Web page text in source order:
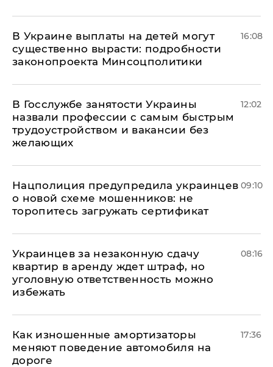
В Украине выплаты на детей могут
существенно вырасти: подробности
законопроекта Минсоцполитики
16:08
В Госслужбе занятости Украины
назвали профессии с самым быстрым
трудоустройством и вакансии без
желающих
12:02
Нацполиция предупредила украинцев
о новой схеме мошенников: не
торопитесь загружать сертификат
09:10
Украинцев за незаконную сдачу
квартир в аренду ждет штраф, но
уголовную ответственность можно
избежать
08:16
Как изношенные амортизаторы
меняют поведение автомобиля на
дороге
17:36